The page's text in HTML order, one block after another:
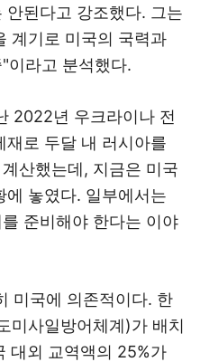
된다고 강조했다. 그는
계기로 미국의 국력과
이라고 분석했다.
2022년 우크라이나 전
재로 두달 내 러시아를
산했는데, 지금은 미국
에 놓였다. 일부에서는
준비해야 한다는 이야
미국에 의존적이다. 한
미사일방어체계)가 배치
대외 교역액의 25%가